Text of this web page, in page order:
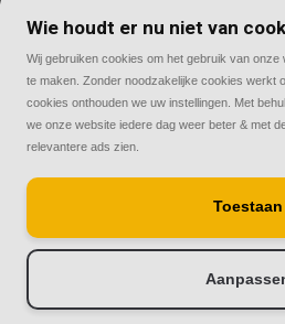
-
Contact
Rolluiken33 | Thuis
Wie houdt er nu niet van
Wij gebruiken cookies om het gebruik van onze
te maken. Zonder noodzakelijke cookies werkt
cookies onthouden we uw instellingen. Met
we onze website iedere dag weer beter & met
relevantere ads zien.
Toestaan